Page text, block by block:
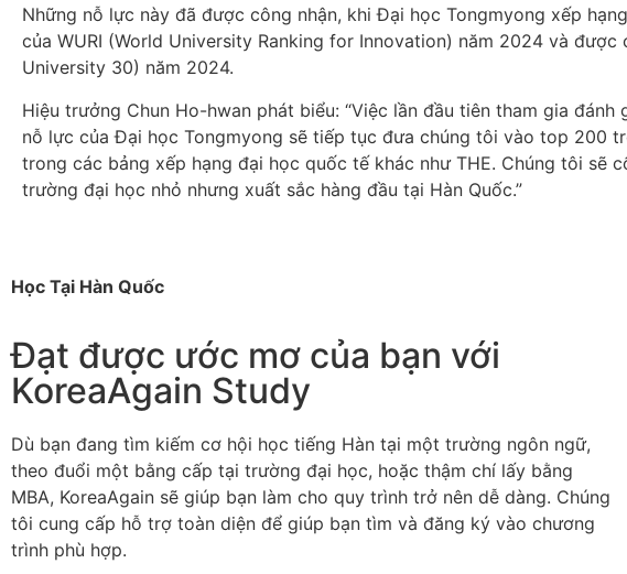
Những nỗ lực này đã được công nhận, khi Đại học Tongmyong xếp
của WURI (World University Ranking for Innovation) năm 2024 và
University 30) năm 2024.
Hiệu trưởng Chun Ho-hwan phát biểu: “Việc lần đầu tiên tham gia
nỗ lực của Đại học Tongmyong sẽ tiếp tục đưa chúng tôi vào top 200
trong các bảng xếp hạng đại học quốc tế khác như THE. Chúng tôi sẽ
trường đại học nhỏ nhưng xuất sắc hàng đầu tại Hàn Quốc.”
Học Tại Hàn Quốc
Đạt được ước mơ của bạn với
KoreaAgain Study
Dù bạn đang tìm kiếm cơ hội học tiếng Hàn tại một trường ngôn ngữ,
theo đuổi một bằng cấp tại trường đại học, hoặc thậm chí lấy bằng
MBA, KoreaAgain sẽ giúp bạn làm cho quy trình trở nên dễ dàng. Chúng
tôi cung cấp hỗ trợ toàn diện để giúp bạn tìm và đăng ký vào chương
trình phù hợp.